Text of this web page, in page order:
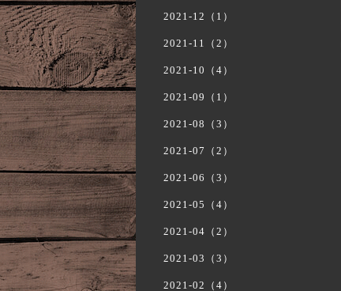
2021-12（1）
2021-11（2）
2021-10（4）
2021-09（1）
2021-08（3）
2021-07（2）
2021-06（3）
2021-05（4）
2021-04（2）
2021-03（3）
2021-02（4）